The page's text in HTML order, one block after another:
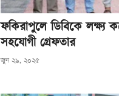
ফকিরাপুলে ডিবিকে লক্ষ্য
সহযোগী গ্রেফতার
জুন ২৯, ২০২৫